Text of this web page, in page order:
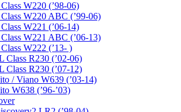
Class W220 (’98-06)
Class W220 ABC (’99-06)
Class W221 (’06-14)
Class W221 ABC (’06-13)
Class W222 (’13- )
Class R230 (’02-06)
Class R230 (’07-12)
/ Viano W639 (’03-14)
W638 (’96-’03)